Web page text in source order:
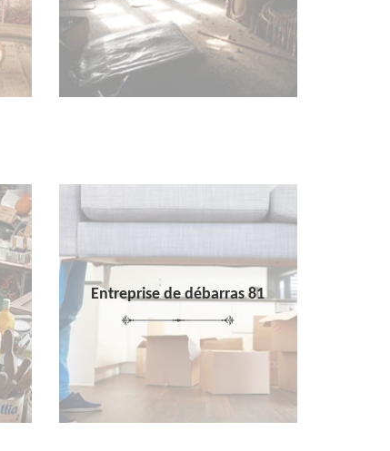
Entreprise de débarras 81